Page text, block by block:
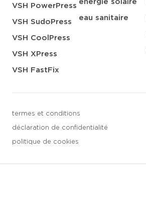
VSH PowerPress
VSH SudoPress
VSH CoolPress
VSH XPress
VSH FastFix
énergie solaire
eau sanitaire
termes et conditions
déclaration de confidentialité
politique de cookies